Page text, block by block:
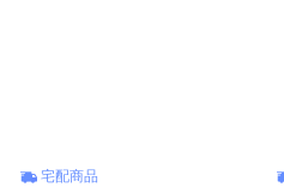
宅配商品